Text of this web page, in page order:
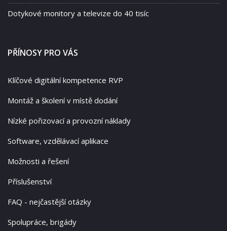
Dotykové monitory a televize do 40 tisíc
PŘÍNOSY PRO VÁS
Klíčové digitální kompetence RVP
Montáž a školení v místě dodání
Nízké pořizovací a provozní náklady
Software, vzdělávací aplikace
Možnosti a řešení
Příslušenství
FAQ - nejčastější otázky
Spolupráce, brigády